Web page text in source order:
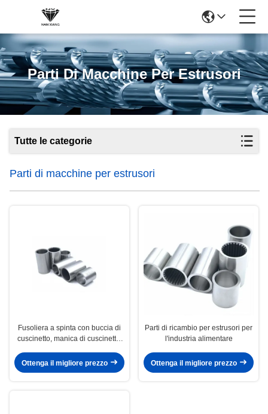
Parti Di Macchine Per Estrusori
Tutte le categorie
Parti di macchine per estrusori
Fusoliera a spinta con buccia di
cuscinetto, manica di cuscinetto,
spina
Ottenga il migliore prezzo
Parti di ricambio per estrusori per
l'industria alimentare
Ottenga il migliore prezzo